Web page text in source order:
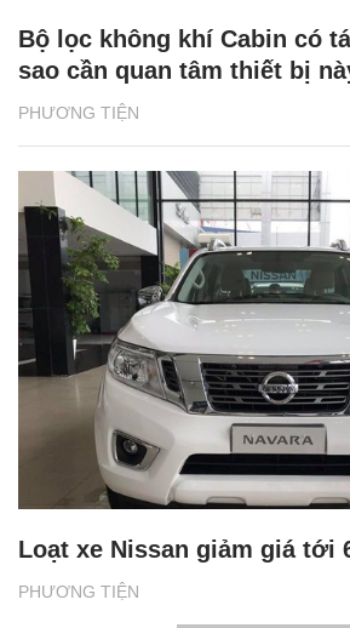
PHƯƠNG TIỆN
Bộ lọc không khí Cabin có
sao cần quan tâm thiết bị
PHƯƠNG TIỆN
Loạt xe Nissan giảm giá tới